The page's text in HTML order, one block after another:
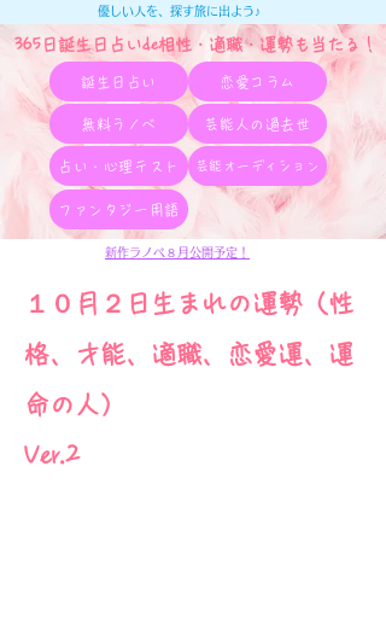
365日誕生日占いde相性・適職・​運勢も当たる！
優しい人を、探す旅に出よう♪
誕生日占い 恋愛コラム
無料ラノベ 芸能人の過去世
占い・心理テスト 芸能オーディション
ファンタジー用語
新作ラノベ８月公開予定！
１０月２日生まれの運勢（性
格、才能、適職、恋愛運、運
命の人）
Ver.2